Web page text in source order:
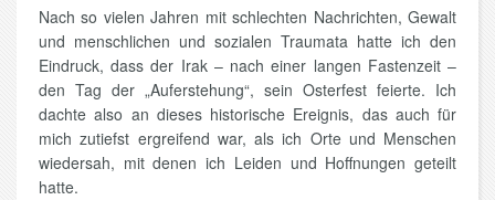
Nach so vielen Jahren mit schlechten Nachrichten, Gewalt
und menschlichen und sozialen Traumata hatte ich den
Eindruck, dass der Irak – nach einer langen Fastenzeit –
den Tag der „Auferstehung“, sein Osterfest feierte. Ich
dachte also an dieses historische Ereignis, das auch für
mich zutiefst ergreifend war, als ich Orte und Menschen
wiedersah, mit denen ich Leiden und Hoffnungen geteilt
hatte.